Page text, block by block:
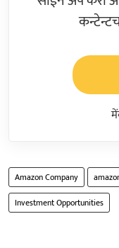
Amazon Company
Investment Opportunities